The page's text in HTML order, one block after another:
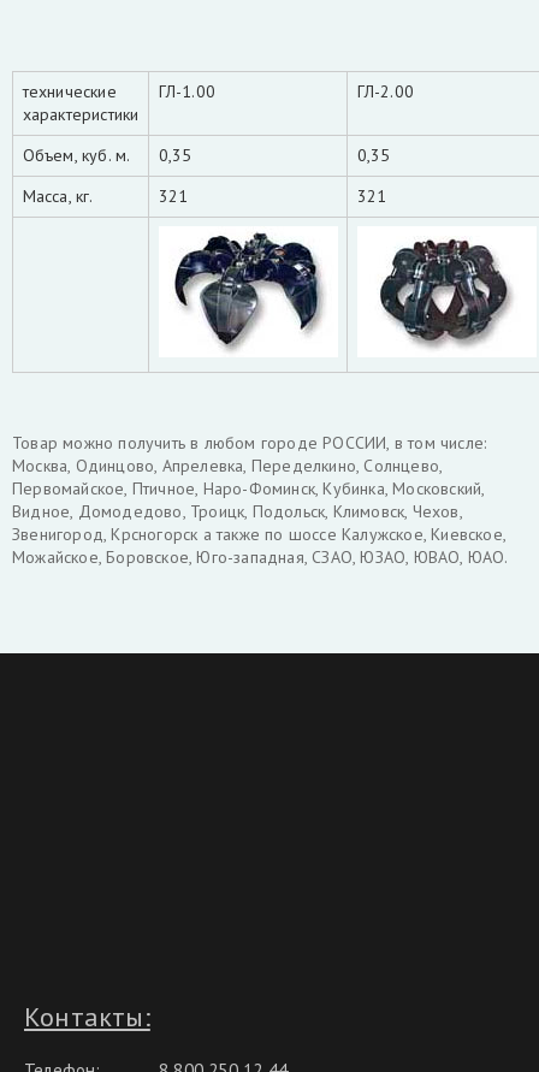
технические
характеристики
ГЛ-1.00 ГЛ-2.00
Объем, куб. м. 0,35
0,35
Масса, кг.
321 321
Товар можно получить в любом городе РОССИИ, в том числе:
Москва, Одинцово, Апрелевка, Переделкино, Солнцево,
Первомайское, Птичное, Наро-Фоминск, Кубинка, Московский,
Видное, Домодедово, Троицк, Подольск, Климовск, Чехов,
Звенигород, Крсногорск а также по шоссе Калужское, Киевское,
Можайское, Боровское, Юго-западная, СЗАО, ЮЗАО, ЮВАО, ЮАО.
Контакты: